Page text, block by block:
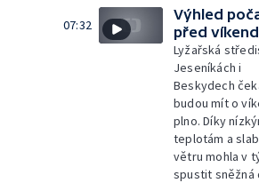
07:32
Výhled
před
Lyžařská
Jeseníkách i
Beskydech
budou mít o
plno. Díky
teplotám a
větru mohla v
spustit sněžná